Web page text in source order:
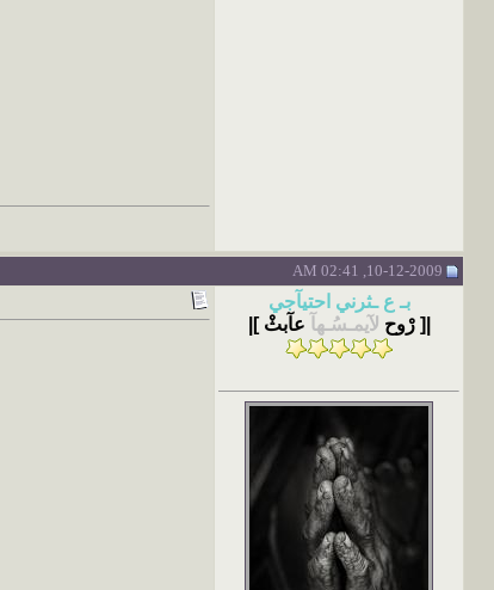
بـ ع ـثرني احتيآجي
|[ رْوح لآيمـسُـهآ عآبثْ ]|